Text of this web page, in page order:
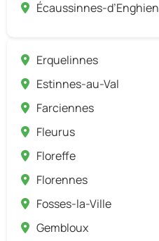
Écaussinnes-d’Enghien
Erquelinnes
Estinnes-au-Val
Farciennes
Fleurus
Floreffe
Florennes
Fosses-la-Ville
Gembloux